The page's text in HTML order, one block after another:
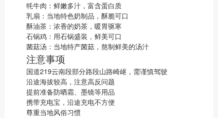
牦牛肉：鲜嫩多汁，富含蛋白质
乳扇：当地特色奶制品，酥脆可口
酥油茶：浓香的奶茶，暖胃驱寒
石锅鸡：用石锅盛装，鲜美可口
菌菇汤：当地特产菌菇，熬制鲜美的汤汁
注意事项
国道219云南段部分路段山路崎岖，需谨慎驾驶
沿途海拔较高，注意高反问题
提前准备防晒霜、墨镜等用品
携带充电宝，沿途充电不方便
尊重当地风俗习惯